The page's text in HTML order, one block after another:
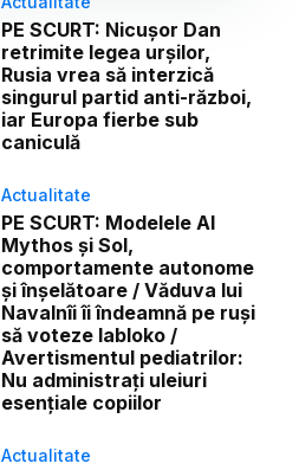
PE SCURT: Nicușor Dan
retrimite legea urșilor,
Rusia vrea să interzică
singurul partid anti-război,
iar Europa fierbe sub
caniculă
Actualitate
PE SCURT: Modelele AI
Mythos și Sol,
comportamente autonome
și înșelătoare / Văduva lui
Navalnîi îi îndeamnă pe ruși
să voteze Iabloko /
Avertismentul pediatrilor:
Nu administrați uleiuri
esențiale copiilor
Actualitate